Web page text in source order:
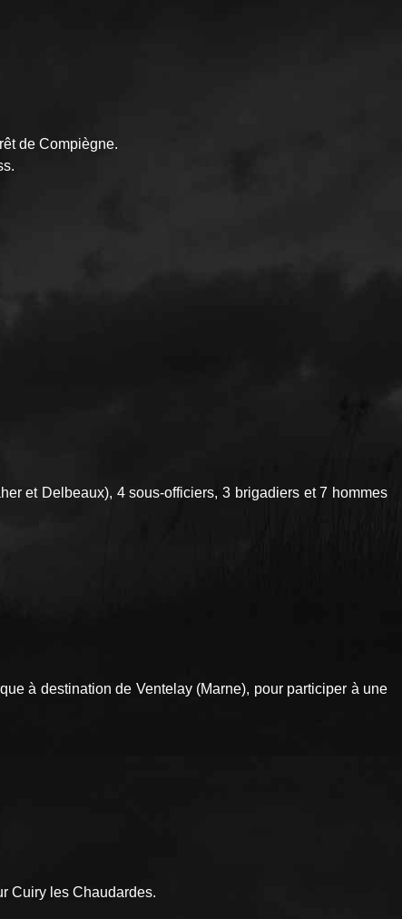
de Compiègne.
et Delbeaux), 4 sous-officiers, 3 brigadiers et 7 hommes
à destination de Ventelay (Marne), pour participer à une
Cuiry les Chaudardes.